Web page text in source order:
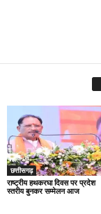
छत्तीसगढ़
राष्ट्रीय हथकरघा दिवस पर प्रदेश
स्तरीय बुनकर सम्मेलन आज